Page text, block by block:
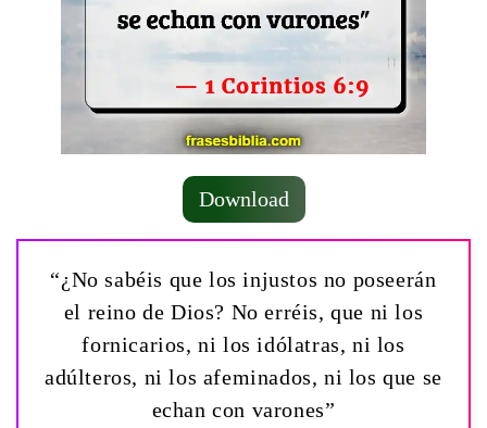
Download
“¿No sabéis que los injustos no poseerán
el reino de Dios? No erréis, que ni los
fornicarios, ni los idólatras, ni los
adúlteros, ni los afeminados, ni los que se
echan con varones”